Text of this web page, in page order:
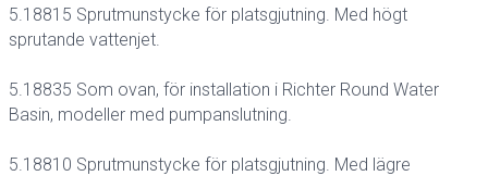
5.18815 Sprutmunstycke för platsgjutning. Med högt
sprutande vattenjet.
5.18835 Som ovan, för installation i Richter Round Water
Basin, modeller med pumpanslutning.
5.18810 Sprutmunstycke för platsgjutning. Med lägre